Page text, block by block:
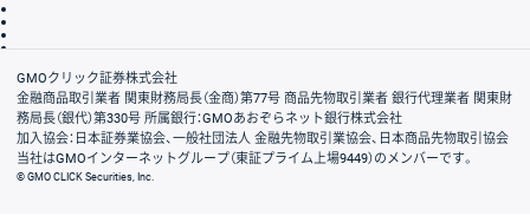
会社案内
GMOクリック証券株式会社
金融商品取引業者 関東財務局長（金商）第77号 商品先物取引業者 銀行代理業者 関東財
務局長（銀代）第330号 所属銀行：GMOあおぞらネット銀行株式会社
加入協会：日本証券業協会、一般社団法人 金融先物取引業協会、日本商品先物取引協会
当社はGMOインターネットグループ（東証プライム上場9449）のメンバーです。
© GMO CLICK Securities, Inc.